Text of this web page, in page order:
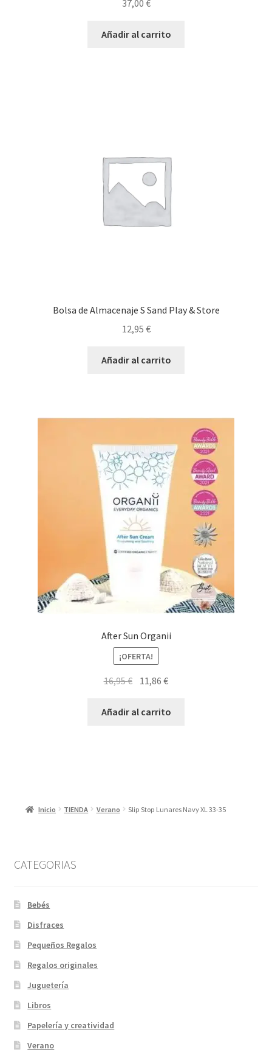
37,00 €
Añadir al carrito
Bolsa de Almacenaje S Sand Play & Store
12,95 €
Añadir al carrito
After Sun Organii
¡OFERTA!
16,95€ El
original
11,86€El
actual
Añadir al carrito
Inicio TIENDA Verano Slip Stop Lunares Navy XL 33-35
CATEGORIAS
Bebés
Disfraces
Pequeños Regalos
Regalos originales
Juguetería
Libros
Papelería y creatividad
Verano